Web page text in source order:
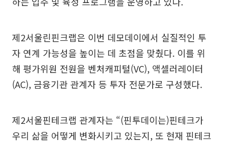
제2서울린핀크랩은 이번 데모데이에서 실질적인 투
자 연계 가능성을 높이는 데 초점을 맞췄다. 이를 위
해 평가위원 전원을 벤처캐피털(VC), 액셀러레이터
(AC), 금융기관 관계자 등 투자 전문가로 구성했다.
제2서울핀테크랩 관계자는 “(핀투데이는)핀테크가
우리 삶을 어떻게 변화시키고 있는지, 또 현재 핀테크